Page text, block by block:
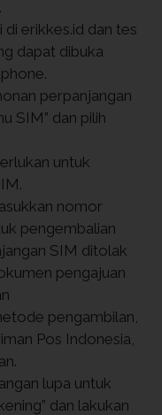
di erikkes.id dan tes
dapat dibuka
perpanjangan
SIM” dan pilih
untuk
nomor
pengembalian
SIM ditolak
pengajuan
pengambilan,
Pos Indonesia,
lupa untuk
dan lakukan